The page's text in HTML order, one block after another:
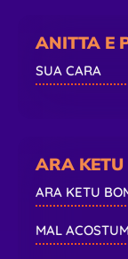
ANITTA E
SUA CARA
ARA KETU
ARA KETU
MAL